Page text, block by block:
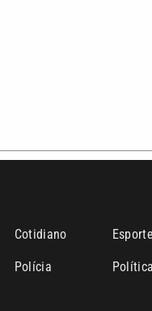
Área de cobertura
de Comunicação